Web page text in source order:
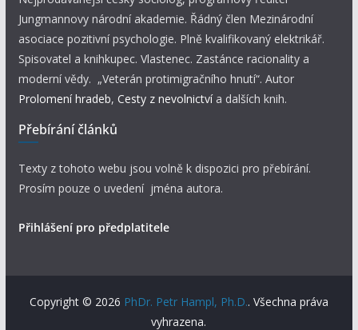
Jungmannovy národní akademie. Řádný člen Mezinárodní
asociace pozitivní psychologie. Plně kvalifikovaný elektrikář.
Spisovatel a knihkupec. Vlastenec. Zastánce racionality a
moderní vědy. „Veterán protimigračního hnutí“. Autor
Prolomení hradeb, Cesty z nevolnictví a dalších knih.
Přebírání článků
Texty z tohoto webu jsou volně k dispozici pro přebírání.
Prosím pouze o uvedení jména autora.
Přihlášení pro předplatitele
Copyright © 2026 PhDr. Petr Hampl, Ph.D.. Všechna práva
vyhrazena.